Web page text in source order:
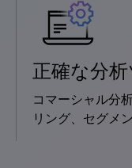
正確な分
コマーシャル分
リング、セグメ